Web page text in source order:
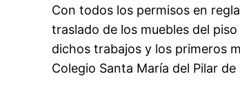
Con todos los permisos en
traslado de los muebles del
dichos trabajos y los primeros
Colegio Santa María del Pilar de